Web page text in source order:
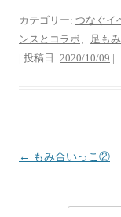
カテゴリー: つなぐイ
ンスとコラボ、 足もみ
| 投稿日: 2020/10/09 |
投
← もみ合いっこ②